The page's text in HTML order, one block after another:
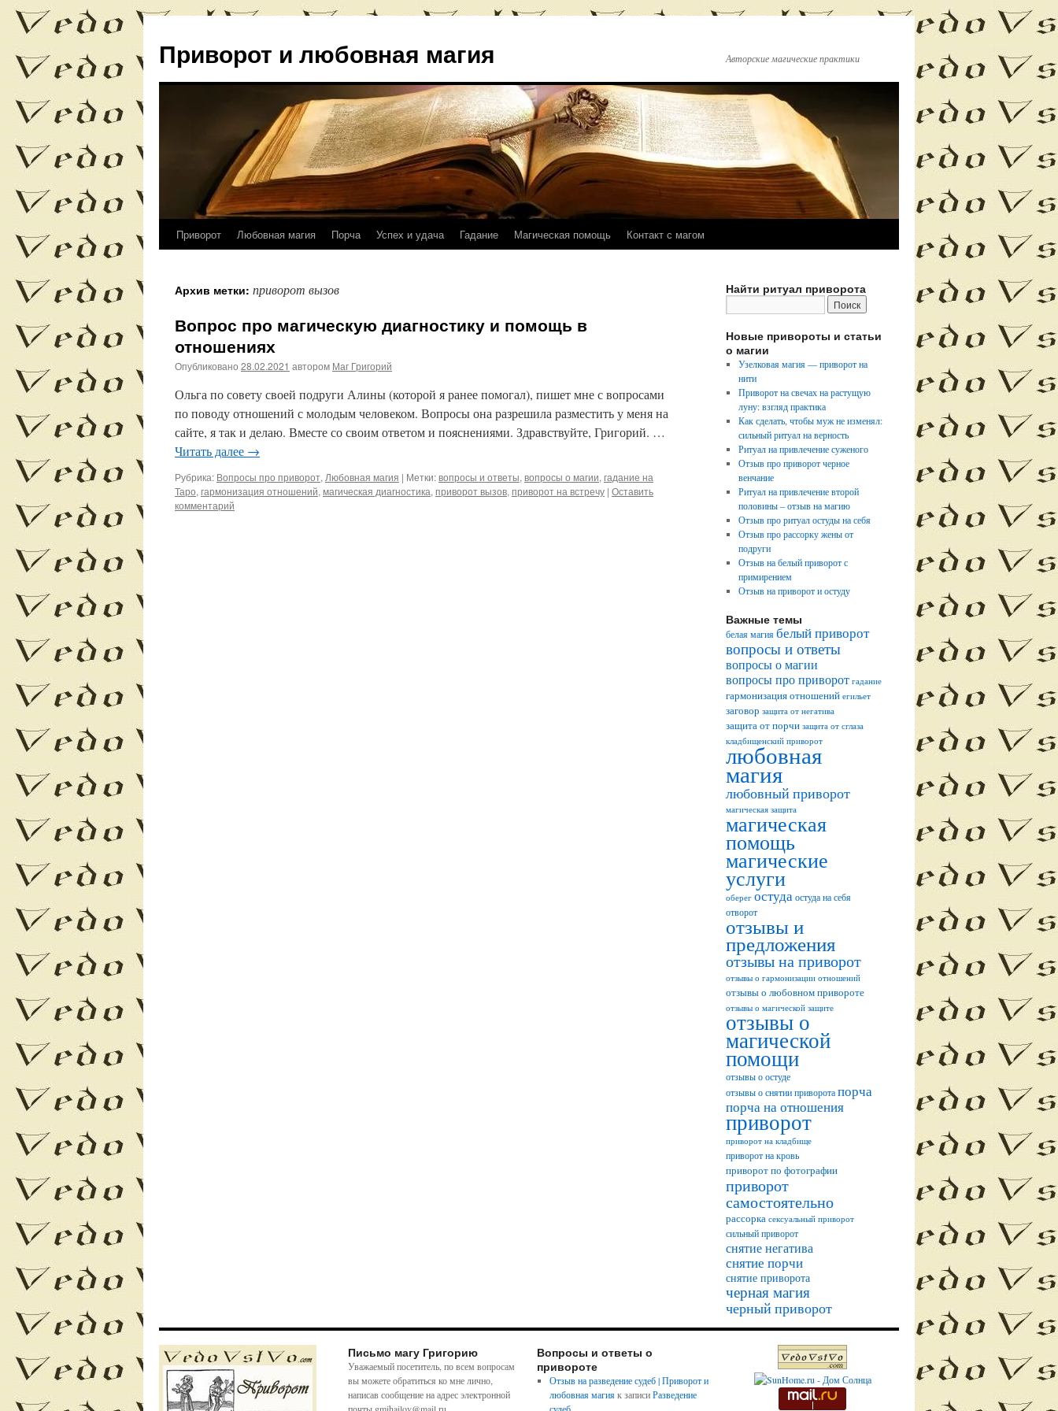
Приворот и любовная магия Авторские магические практики
Перейти
содержимому
Приворот Любовная магия Порча Успех и удача Гадание Магическая помощь Контакт с магом
Архив метки: приворот вызов
Вопрос про магическую диагностику и помощь в
отношениях
Опубликовано 28.02.2021 автором Маг Григорий
Ольга по совету своей подруги Алины (которой я ранее помогал), пишет мне с вопросами
по поводу отношений с молодым человеком. Вопросы она разрешила разместить у меня на
сайте, я так и делаю. Вместе со своим ответом и пояснениями. Здравствуйте, Григорий. …
Читать далее →
Рубрика: Вопросы про приворот, Любовная магия | Метки:вопросы и ответы, вопросы о магии, гадание на
Таро, гармонизация отношений, магическая диагностика, приворот вызов, приворот на встречу | Оставить
комментарий
Найти ритуал приворота
Новые привороты и статьи
о магии
Узелковая магия — приворот на
нити
Приворот на свечах на растущую
луну: взгляд практика
Как сделать, чтобы муж не изменял:
сильный ритуал на верность
Ритуал на привлечение суженого
Отзыв про приворот черное
венчание
Ритуал на привлечение второй
половины – отзыв на магию
Отзыв про ритуал остуды на себя
Отзыв про рассорку жены от
подруги
Отзыв на белый приворот с
примирением
Отзыв на приворот и остуду
Важные темы
белая магия белый приворот
вопросы и ответы
вопросы о магии
вопросы про приворот гадание
гармонизация отношений егильет
заговор защита от негатива
защита от порчи защита от сглаза
кладбищенский приворот
любовная
магия
любовный приворот
магическая защита
магическая
помощь
магические
услуги
оберег остуда остуда на себя
отворот
отзывы и
предложения
отзывы на приворот
отзывы о гармонизации отношений
отзывы о любовном привороте
отзывы о магической защите
отзывы о
магической
помощи
отзывы о остуде
отзывы о снятии приворота порча
порча на отношения
приворот
приворот на кладбище
приворот на кровь
приворот по фотографии
приворот
самостоятельно
рассорка сексуальный приворот
сильный приворот
снятие негатива
снятие порчи
снятие приворота
черная магия
черный приворот
Письмо магу Григорию
Уважаемый посетитель, по всем вопросам
вы можете обратиться ко мне лично,
написав сообщение на адрес электронной
Вопросы и ответы о
привороте
Отзыв на разведение судеб | Приворот и
любовная магияк записиРазведение